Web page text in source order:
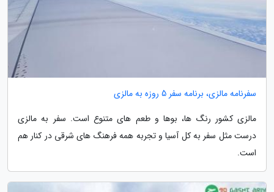
سفرنامه مالزی، برنامه سفر 5 روزه به مالزی
مالزی کشور رنگ ها، بوها و طعم های متنوع است. سفر به مالزی
درست مثل سفر به کل آسیا و تجربه همه فرهنگ های شرقی در کنار هم
است.